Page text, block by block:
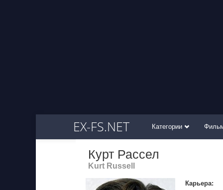
EX-FS.NET Категории
Курт Рассел
Kurt Russell
Карьера: